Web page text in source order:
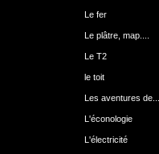
Le fer
Le plâtre, map....
Le T2
le toit
Les aventures de...
L'éconologie
L'électricité